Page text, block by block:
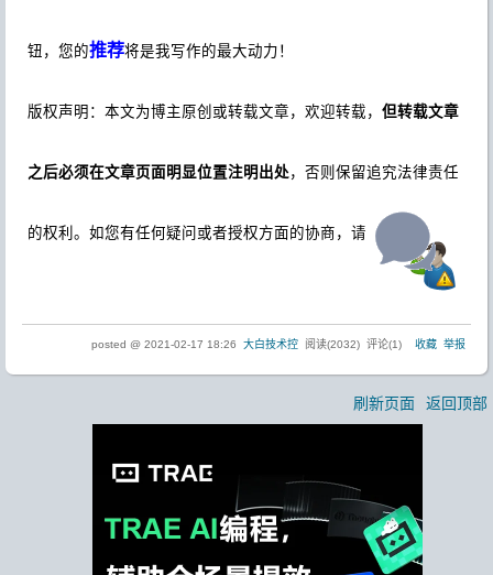
钮，您的推荐将是我写作的最大动力！
版权声明：本文为博主原创或转载文章，欢迎转载， 但转载文章
之后必须在文章页面明显位置注明出处，否则保留追究法律责任
的权利。如您有任何疑问或者授权方面的协商，请 .
posted @ 2021-02-17 18:26 大白技术控 阅读(2032) 评论(1) 收藏 举报
刷新页面 返回顶部